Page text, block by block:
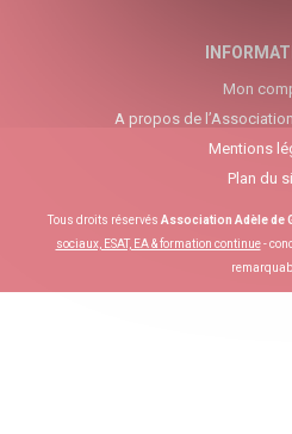
Mon
A propos de
Mentions
Plan du
Tous droits réservés Association Adèle de
sociaux, ESAT, EA & formation continue-